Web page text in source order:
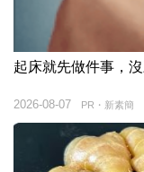
起床就先做件事，
PR・新素簡
2026-08-07